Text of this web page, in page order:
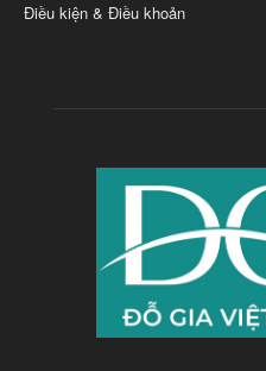
Điều kiện & Điều khoản